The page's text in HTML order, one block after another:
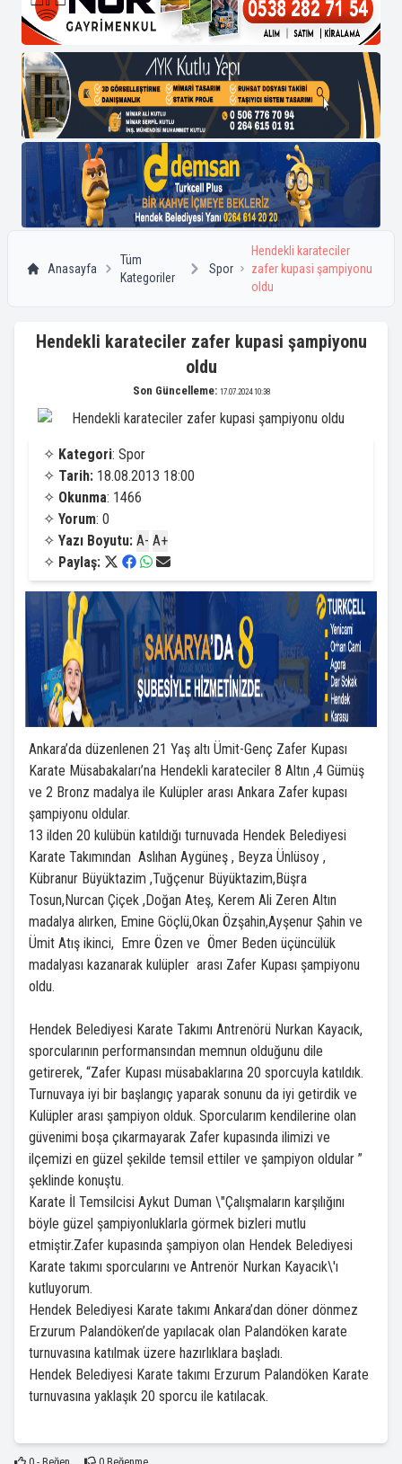
Anasayfa
Tüm
Kategoriler
Spor
Hendekli karateciler
zafer kupasi şampiyonu
oldu
Hendekli karateciler zafer kupasi şampiyonu
oldu
Son Güncelleme: 17.07.2024 10:38
✧ Kategori: Spor
✧ Tarih: 18.08.2013 18:00
✧ Okunma: 1466
✧ Yorum: 0
✧ Yazı Boyutu: A- A+
✧ Paylaş:
Ankara’da düzenlenen 21 Yaş altı Ümit-Genç Zafer Kupası
Karate Müsabakaları’na Hendekli karateciler 8 Altın ,4 Gümüş
ve 2 Bronz madalya ile Kulüpler arası Ankara Zafer kupası
şampiyonu oldular.
13 ilden 20 kulübün katıldığı turnuvada Hendek Belediyesi
Karate Takımından Aslıhan Aygüneş , Beyza Ünlüsoy ,
Kübranur Büyüktazim ,Tuğçenur Büyüktazim,Büşra
Tosun,Nurcan Çiçek ,Doğan Ateş, Kerem Ali Zeren Altın
madalya alırken, Emine Göçlü,Okan Özşahin,Ayşenur Şahin ve
Ümit Atış ikinci, Emre Özen ve Ömer Beden üçüncülük
madalyası kazanarak kulüpler arası Zafer Kupası şampiyonu
oldu.
Hendek Belediyesi Karate Takımı Antrenörü Nurkan Kayacık,
sporcularının performansından memnun olduğunu dile
getirerek, “Zafer Kupası müsabaklarına 20 sporcuyla katıldık.
Turnuvaya iyi bir başlangıç yaparak sonunu da iyi getirdik ve
Kulüpler arası şampiyon olduk. Sporcularım kendilerine olan
güvenimi boşa çıkarmayarak Zafer kupasında ilimizi ve
ilçemizi en güzel şekilde temsil ettiler ve şampiyon oldular ”
şeklinde konuştu.
Karate İl Temsilcisi Aykut Duman \"Çalışmaların karşılığını
böyle güzel şampiyonluklarla görmek bizleri mutlu
etmiştir.Zafer kupasında şampiyon olan Hendek Belediyesi
Karate takımı sporcularını ve Antrenör Nurkan Kayacık\'ı
kutluyorum.
Hendek Belediyesi Karate takımı Ankara’dan döner dönmez
Erzurum Palandöken’de yapılacak olan Palandöken karate
turnuvasına katılmak üzere hazırlıklara başladı.
Hendek Belediyesi Karate takımı Erzurum Palandöken Karate
turnuvasına yaklaşık 20 sporcu ile katılacak.